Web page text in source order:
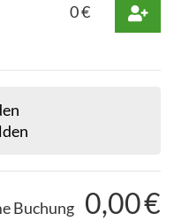
0€
Buchung 0,00€